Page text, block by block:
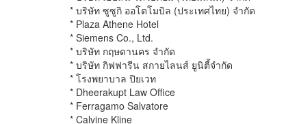
* บริษัท ซูซูกิ ออโตโมบิล (ประเทศไทย) จำกัด
* Plaza Athene Hotel
* Siemens Co., Ltd.
* บริษัท กฤษดานคร จำกัด
* บริษัท กิฟฟารีน สกายไลนส์ ยูนิตี้จำกัด
* โรงพยาบาล ปิยเวท
* Dheerakupt Law Office
* Ferragamo Salvatore
* Calvine Kline